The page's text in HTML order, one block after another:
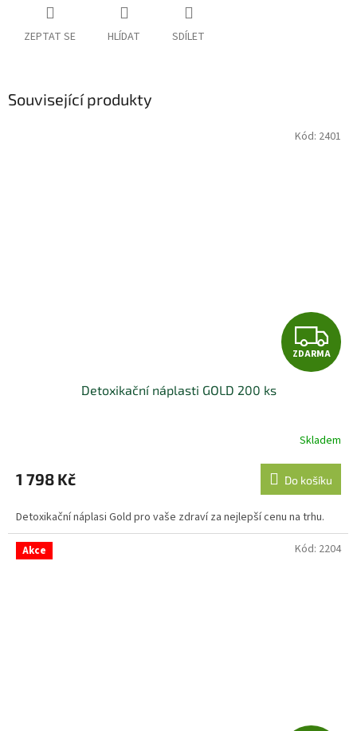
ZEPTAT SE HLÍDAT SDÍLET
Související produkty
Z
D
R
M
A
ZDARMA
Detoxikační náplasti GOLD 200 ks
Skladem
1 798 Kč Do košíku
Detoxikační náplasi Gold pro vaše zdraví za nejlepší cenu na trhu.
Kód: 2401
Akce Kód: 2204